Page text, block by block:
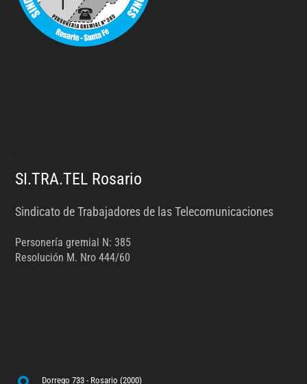
SI.TRA.TEL Rosario
Sindicato de Trabajadores de las Telecomunicaciones
Personería gremial N: 385
Resolución M. Nro 444/60
Dorrego 733 - Rosario (2000)